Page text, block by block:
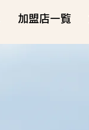
加盟店一覧